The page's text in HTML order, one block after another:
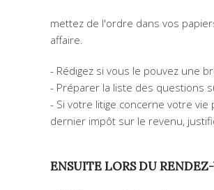
mettez de l'ordre dans vos
affaire.
- Rédigez si vous le pouvez une
- Préparer la liste des questions
- Si votre litige concerne votre
dernier impôt sur le revenu,
ENSUITE LORS DU